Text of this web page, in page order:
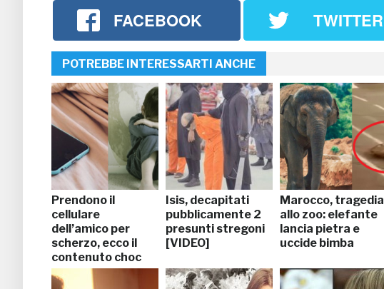
FACEBOOK TWITTER
POTREBBE INTERESSARTI ANCHE
Prendono il
cellulare
dell’amico per
scherzo, ecco il
contenuto choc
Isis, decapitati
pubblicamente 2
presunti stregoni
[VIDEO]
Marocco, tragedia
allo zoo: elefante
lancia pietra e
uccide bimba